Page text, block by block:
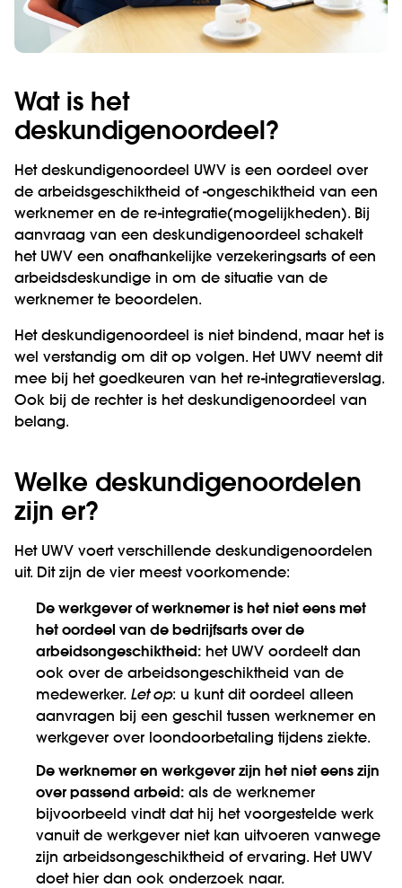
Wat is het
deskundigenoordeel?
Het deskundigenoordeel UWV is een oordeel over
de arbeidsgeschiktheid of -ongeschiktheid van een
werknemer en de re-integratie(mogelijkheden). Bij
aanvraag van een deskundigenoordeel schakelt
het UWV een onafhankelijke verzekeringsarts of een
arbeidsdeskundige in om de situatie van de
werknemer te beoordelen.
Het deskundigenoordeel is niet bindend, maar het is
wel verstandig om dit op volgen. Het UWV neemt dit
mee bij het goedkeuren van het re-integratieverslag.
Ook bij de rechter is het deskundigenoordeel van
belang.
Welke deskundigenoordelen
zijn er?
Het UWV voert verschillende deskundigenoordelen
uit. Dit zijn de vier meest voorkomende:
De werkgever of werknemer is het niet eens met
het oordeel van de bedrijfsarts over de
arbeidsongeschiktheid: het UWV oordeelt dan
ook over de arbeidsongeschiktheid van de
medewerker. Let op: u kunt dit oordeel alleen
aanvragen bij een geschil tussen werknemer en
werkgever over loondoorbetaling tijdens ziekte.
De werknemer en werkgever zijn het niet eens zijn
over passend arbeid: als de werknemer
bijvoorbeeld vindt dat hij het voorgestelde werk
vanuit de werkgever niet kan uitvoeren vanwege
zijn arbeidsongeschiktheid of ervaring. Het UWV
doet hier dan ook onderzoek naar.